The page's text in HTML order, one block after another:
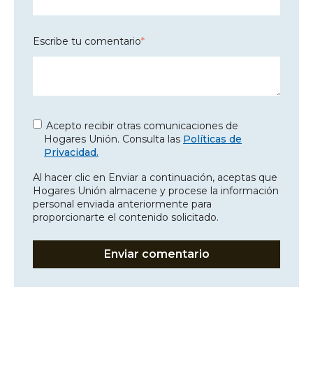
Escribe tu comentario*
Acepto recibir otras comunicaciones de
Hogares Unión. Consulta las Políticas de
Privacidad.
Al hacer clic en Enviar a continuación, aceptas que
Hogares Unión almacene y procese la información
personal enviada anteriormente para
proporcionarte el contenido solicitado.